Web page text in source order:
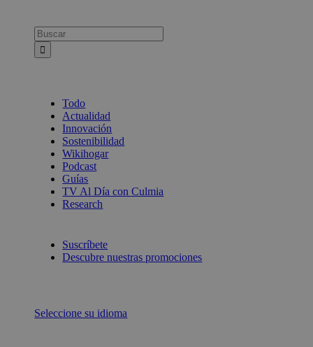
Busca:
Todo
Actualidad
Innovación
Sostenibilidad
Wikihogar
Podcast
Guías
TV Al Día con Culmia
Research
Suscríbete
Descubre nuestras promociones
Seleccione su idioma